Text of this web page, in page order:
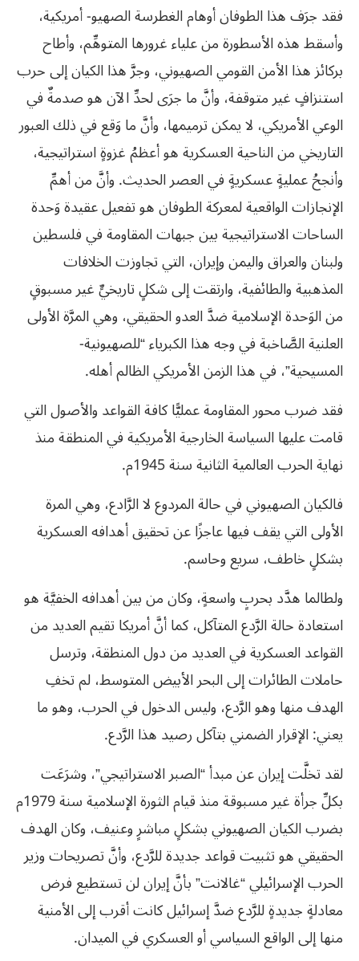
فقد جرَف هذا الطوفان أوهام الغطرسة الصهيو- أمريكية،
وأسقط هذه الأسطورة من علياء غرورها المتوهِّم، وأطاح
بركائز هذا الأمن القومي الصهيوني، وجرَّ هذا الكيان إلى حرب
استنزافٍ غير متوقفة، وأنَّ ما جرَى لحدِّ الآن هو صدمةٌ في
الوعي الأمريكي، لا يمكن ترميمها، وأنَّ ما وَقع في ذلك العبور
التاريخي من الناحية العسكرية هو أعظمُ غزوةٍ استراتيجية،
وأنجحُ عمليةٍ عسكريةٍ في العصر الحديث. وأنَّ من أهمِّ
الإنجازات الواقعية لمعركة الطوفان هو تفعيل عقيدة وَحدة
الساحات الاستراتيجية بين جبهات المقاومة في فلسطين
ولبنان والعراق واليمن وإيران، التي تجاوزت الخلافات
المذهبية والطائفية، وارتقت إلى شكلٍ تاريخيٍّ غير مسبوقٍ
من الوَحدة الإسلامية ضدَّ العدو الحقيقي، وهي المرَّة الأولى
العلنية الصَّاخبة في وجه هذا الكبرياء “للصهيونية-
المسيحية”، في هذا الزمن الأمريكي الظالم أهله.
فقد ضرب محور المقاومة عمليًّا كافة القواعد والأصول التي
قامت عليها السياسة الخارجية الأمريكية في المنطقة منذ
نهاية الحرب العالمية الثانية سنة 1945م.
فالكيان الصهيوني في حالة المردوع لا الرَّادع، وهي المرة
الأولى التي يقف فيها عاجزًا عن تحقيق أهدافه العسكرية
بشكلٍ خاطف، سريع وحاسم.
ولطالما هدَّد بحربٍ واسعةٍ، وكان من بين أهدافه الخفيَّة هو
استعادة حالة الرَّدع المتآكل، كما أنَّ أمريكا تقيم العديد من
القواعد العسكرية في العديد من دول المنطقة، وترسل
حاملات الطائرات إلى البحر الأبيض المتوسط، لم تخفِ
الهدف منها وهو الرَّدع، وليس الدخول في الحرب، وهو ما
يعني: الإقرار الضمني بتآكل رصيد هذا الرَّدع.
لقد تخلَّت إيران عن مبدأ “الصبر الاستراتيجي”، وشرَعَت
بكلِّ جرأة غير مسبوقة منذ قيام الثورة الإسلامية سنة 1979م
بضرب الكيان الصهيوني بشكلٍ مباشرٍ وعنيف، وكان الهدف
الحقيقي هو تثبيت قواعد جديدة للرَّدع، وأنَّ تصريحات وزير
الحرب الإسرائيلي “غالانت” بأنَّ إيران لن تستطيع فرض
معادلةٍ جديدةٍ للرَّدع ضدَّ إسرائيل كانت أقرب إلى الأمنية
منها إلى الواقع السياسي أو العسكري في الميدان.